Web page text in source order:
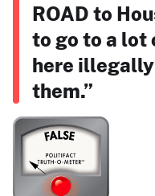
ROAD to
to go to a lot
here
them.”